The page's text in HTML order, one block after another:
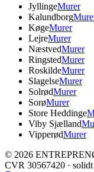
JyllingeMurer
Kalundborg
KøgeMurer
LejreMurer
NæstvedMurer
RingstedMurer
RoskildeMurer
SlagelseMurer
SolrødMurer
SorøMurer
Store Heddinge
Viby Sjælland
VipperødMurer
© 2026
CVR 30567420 ·